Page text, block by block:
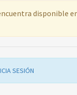
disponible
SESIÓN